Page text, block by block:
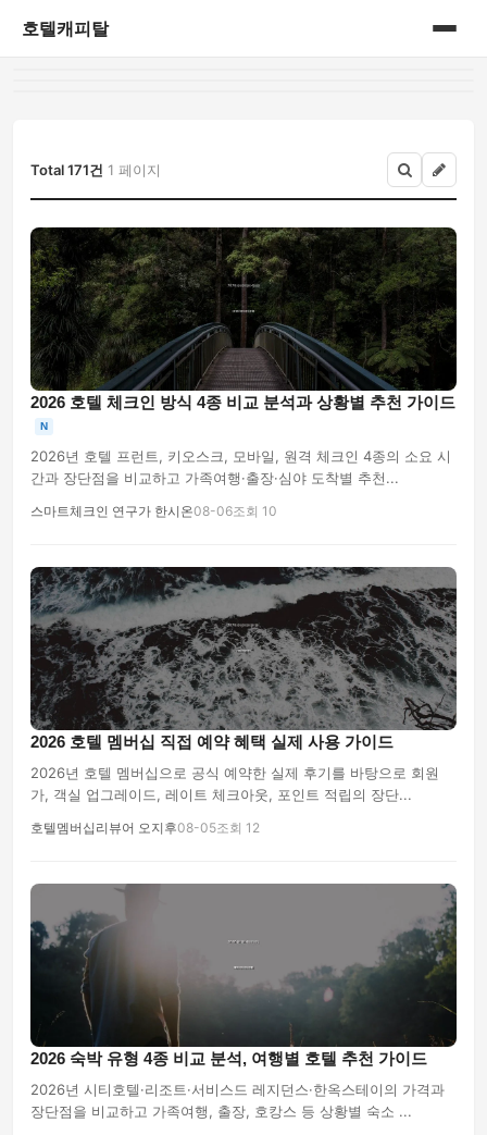
호텔캐피탈
Total 171건 1 페이지
2026 호텔 체크인 방식 4종 비교 분석과 상황별 추천 가이드
N
2026년 호텔 프런트, 키오스크, 모바일, 원격 체크인 4종의 소요 시
간과 장단점을 비교하고 가족여행·출장·심야 도착별 추천...
스마트체크인 연구가 한시온08-06조회 10
2026 호텔 멤버십 직접 예약 혜택 실제 사용 가이드
2026년 호텔 멤버십으로 공식 예약한 실제 후기를 바탕으로 회원
가, 객실 업그레이드, 레이트 체크아웃, 포인트 적립의 장단...
호텔멤버십리뷰어 오지후08-05조회 12
2026 숙박 유형 4종 비교 분석, 여행별 호텔 추천 가이드
2026년 시티호텔·리조트·서비스드 레지던스·한옥스테이의 가격과
장단점을 비교하고 가족여행, 출장, 호캉스 등 상황별 숙소 ...